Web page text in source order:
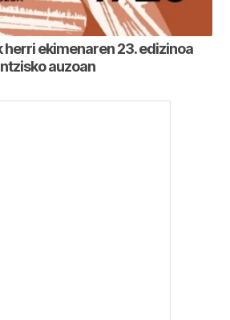
ekimenaren 23. edizinoa
auzoan